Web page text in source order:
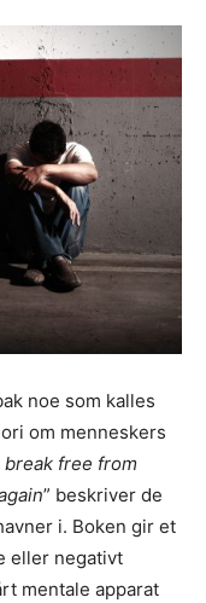
noe som kalles
om menneskers
break free from
” beskriver de
i. Boken gir et
eller negativt
mentale apparat